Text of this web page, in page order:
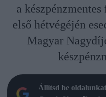
a
első hétvégéjén
Magyar
Állítsd be